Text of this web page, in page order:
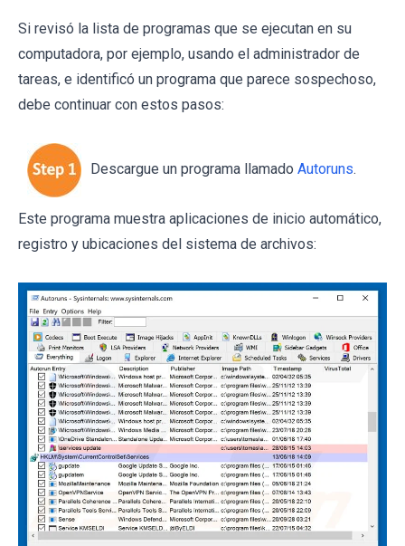
Si revisó la lista de programas que se ejecutan en su
computadora, por ejemplo, usando el administrador de
tareas, e identificó un programa que parece sospechoso,
debe continuar con estos pasos:
Descargue un programa llamado Autoruns.
Este programa muestra aplicaciones de inicio automático,
registro y ubicaciones del sistema de archivos: